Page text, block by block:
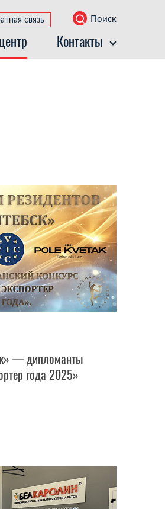
связь Поиск
Контакты
— дипломанты
года 2025»